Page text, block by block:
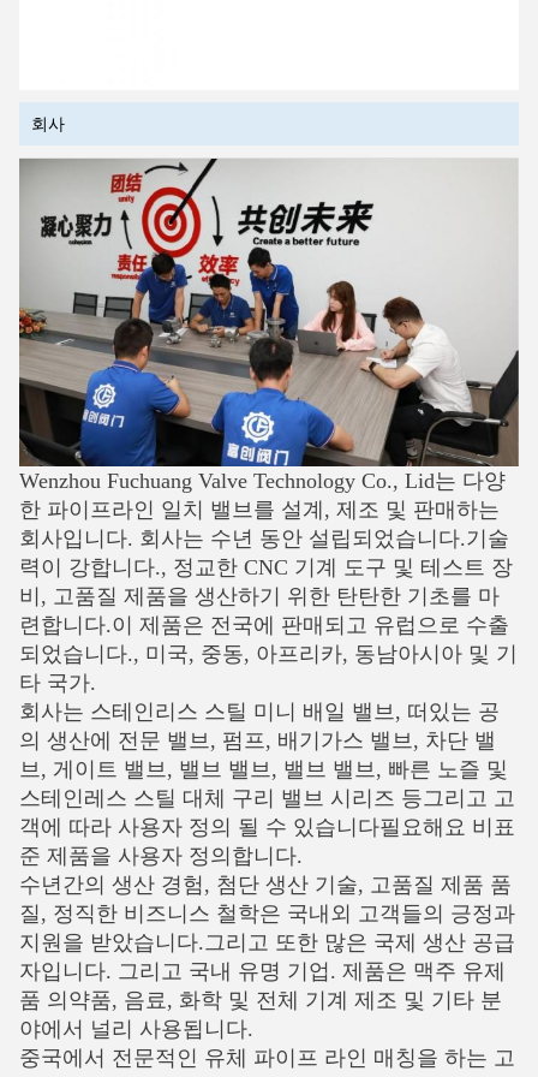
회사
Wenzhou Fuchuang Valve Technology Co., Lid는 다양
한 파이프라인 일치 밸브를 설계, 제조 및 판매하는
회사입니다. 회사는 수년 동안 설립되었습니다.기술
력이 강합니다., 정교한 CNC 기계 도구 및 테스트 장
비, 고품질 제품을 생산하기 위한 탄탄한 기초를 마
련합니다.이 제품은 전국에 판매되고 유럽으로 수출
되었습니다., 미국, 중동, 아프리카, 동남아시아 및 기
타 국가.
회사는 스테인리스 스틸 미니 배일 밸브, 떠있는 공
의 생산에 전문 밸브, 펌프, 배기가스 밸브, 차단 밸
브, 게이트 밸브, 밸브 밸브, 밸브 밸브, 빠른 노즐 및
스테인레스 스틸 대체 구리 밸브 시리즈 등그리고 고
객에 따라 사용자 정의 될 수 있습니다필요해요 비표
준 제품을 사용자 정의합니다.
수년간의 생산 경험, 첨단 생산 기술, 고품질 제품 품
질, 정직한 비즈니스 철학은 국내외 고객들의 긍정과
지원을 받았습니다.그리고 또한 많은 국제 생산 공급
자입니다. 그리고 국내 유명 기업. 제품은 맥주 유제
품 의약품, 음료, 화학 및 전체 기계 제조 및 기타 분
야에서 널리 사용됩니다.
중국에서 전문적인 유체 파이프 라인 매칭을 하는 고